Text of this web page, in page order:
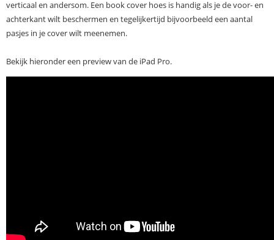
verticaal en andersom. Een book cover hoes is handig als je de voor- en
achterkant wilt beschermen en tegelijkertijd bijvoorbeeld een aantal
pasjes in je cover wilt meenemen.
Bekijk hieronder een preview van de iPad Pro.